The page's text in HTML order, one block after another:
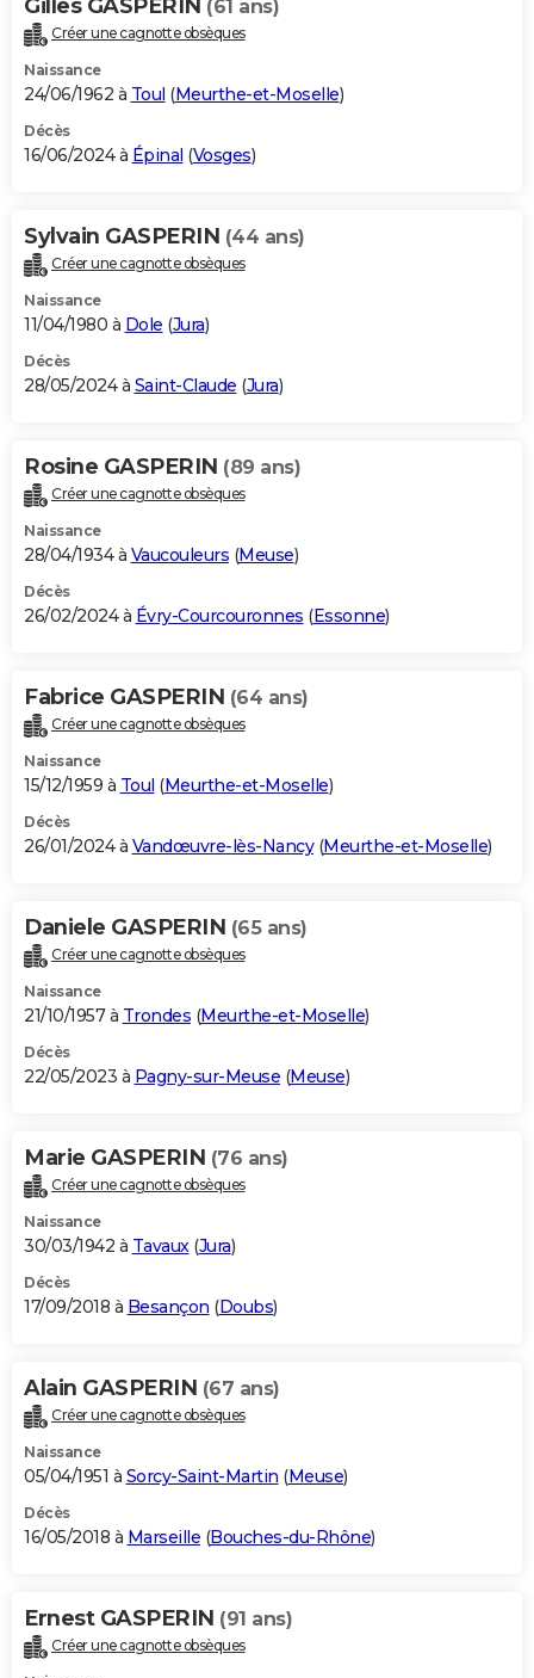
Gilles GASPERIN (61 ans)
Créer une cagnotte obsèques
Naissance
24/06/1962 à Toul (Meurthe-et-Moselle)
Décès
16/06/2024 à Épinal (Vosges)
Sylvain GASPERIN (44 ans)
Créer une cagnotte obsèques
Naissance
11/04/1980 à Dole (Jura)
Décès
28/05/2024 à Saint-Claude (Jura)
Rosine GASPERIN (89 ans)
Créer une cagnotte obsèques
Naissance
28/04/1934 à Vaucouleurs (Meuse)
Décès
26/02/2024 à Évry-Courcouronnes (Essonne)
Fabrice GASPERIN (64 ans)
Créer une cagnotte obsèques
Naissance
15/12/1959 à Toul (Meurthe-et-Moselle)
Décès
26/01/2024 à Vandœuvre-lès-Nancy(Meurthe-et-Moselle)
Daniele GASPERIN (65 ans)
Créer une cagnotte obsèques
Naissance
21/10/1957 à Trondes (Meurthe-et-Moselle)
Décès
22/05/2023 à Pagny-sur-Meuse (Meuse)
Marie GASPERIN (76 ans)
Créer une cagnotte obsèques
Naissance
30/03/1942 à Tavaux(Jura)
Décès
17/09/2018 à Besançon (Doubs)
Alain GASPERIN (67 ans)
Créer une cagnotte obsèques
Naissance
05/04/1951 à Sorcy-Saint-Martin (Meuse)
Décès
16/05/2018 à Marseille (Bouches-du-Rhône)
Ernest GASPERIN (91 ans)
Créer une cagnotte obsèques